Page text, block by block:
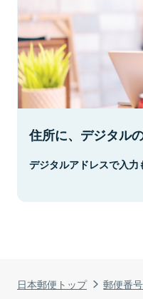
日本郵便トップ 郵便番
住所に、デジタル
デジタルアドレスで入力